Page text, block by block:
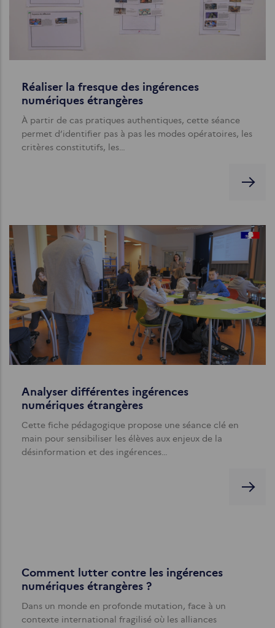
Réaliser la fresque des ingérences
numériques étrangères
À partir de cas pratiques authentiques, cette séance
permet d’identifier pas à pas les modes opératoires, les
critères constitutifs, les…
Analyser différentes ingérences
numériques étrangères
Cette fiche pédagogique propose une séance clé en
main pour sensibiliser les élèves aux enjeux de la
désinformation et des ingérences…
Comment lutter contre les ingérences
numériques étrangères ?
Dans un monde en profonde mutation, face à un
contexte international fragilisé où les alliances